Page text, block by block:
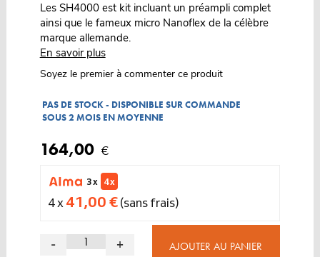
Les SH4000 est kit incluant un préampli complet
ainsi que le fameux micro Nanoflex de la célèbre
marque allemande.
En savoir plus
Soyez le premier à commenter ce produit
PAS DE STOCK - DISPONIBLE SUR COMMANDE
SOUS 2 MOIS EN MOYENNE
164,00 €
3 x 4 x
4 x41,00 €(sans frais)
- + AJOUTER AU PANIER